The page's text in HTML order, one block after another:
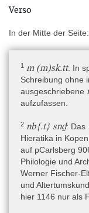
Textsorte
Rezitation(en) »
Inhalt
Fragment A
vermutlich der Hathor.
Kontext des
Pharaos)
Spruchanfänge in
sowie ein kleiner
Zeichnung einer
entsprechende
aufgemalt. Die
Verso
In der Mitte der
1 m (m)sk.tt: In
Schreibung ohne
ausgeschriebene
aufzufassen.
2 nb{.t} snḏ: Das
Hieratika in
auf pCarlsberg
Philologie und
Werner Fischer-
und
hier 1146 nur als